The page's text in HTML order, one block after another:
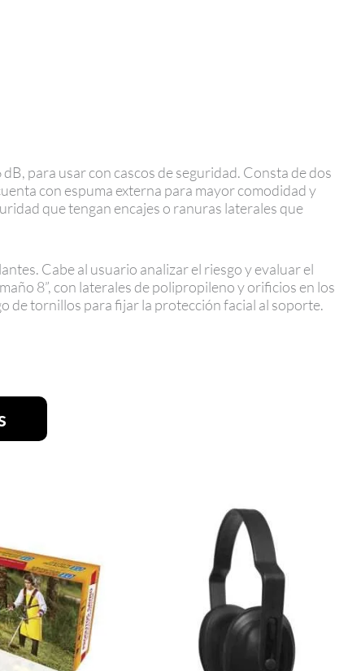
para usar con cascos de seguridad. Consta de dos
con espuma externa para mayor comodidad y
que tengan encajes o ranuras laterales que
Cabe al usuario analizar el riesgo y evaluar el
8”, con laterales de polipropileno y orificios en los
de tornillos para fijar la protección facial al soporte.